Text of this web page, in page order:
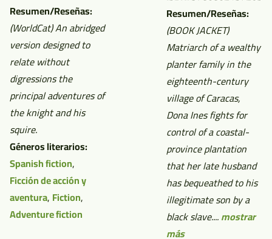
Resumen/Reseñas:
(WorldCat)An abridged
version designed to
relate without
digressions the
principal adventures of
the knight and his
squire.
Géneros literarios:
Spanish fiction,
Ficción de acción y
aventura, Fiction,
Adventure fiction
Resumen/Reseñas:
(BOOK JACKET)
Matriarch of a wealthy
planter family in the
eighteenth-century
village of Caracas,
Dona Ines fights for
control of a coastal-
province plantation
that her late husband
has bequeathed to his
illegitimate son by a
black slave....mostrar
más